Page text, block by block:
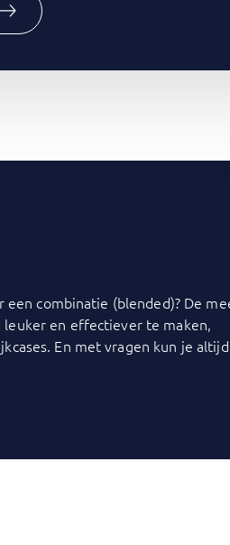
combinatie (blended)? De
en effectiever te maken,
En met vragen kun je altijd